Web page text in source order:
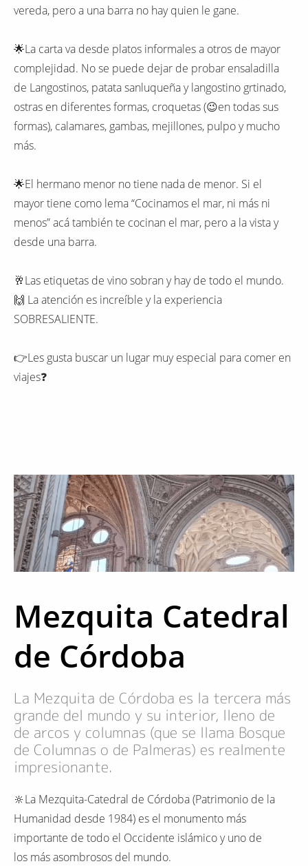
vereda, pero a una barra no hay quien le gane.
🌟La carta va desde platos informales a otros de mayor
complejidad. No se puede dejar de probar ensaladilla
de Langostinos, patata sanluqueña y langostino grtinado,
ostras en diferentes formas, croquetas (😉en todas sus
formas), calamares, gambas, mejillones, pulpo y mucho
más.
🌟El hermano menor no tiene nada de menor. Si el
mayor tiene como lema “Cocinamos el mar, ni más ni
menos” acá también te cocinan el mar, pero a la vista y
desde una barra.
🥂Las etiquetas de vino sobran y hay de todo el mundo.
🙌 La atención es increíble y la experiencia
SOBRESALIENTE.
👉Les gusta buscar un lugar muy especial para comer en
viajes❓️
Mezquita Catedral
de Córdoba
La Mezquita de Córdoba es la tercera más
grande del mundo y su interior, lleno de
de arcos y columnas (que se llama Bosque
de Columnas o de Palmeras) es realmente
impresionante.
🔆La Mezquita-Catedral de Córdoba (Patrimonio de la
Humanidad desde 1984) es el monumento más
importante de todo el Occidente islámico y uno de
los más asombrosos del mundo.